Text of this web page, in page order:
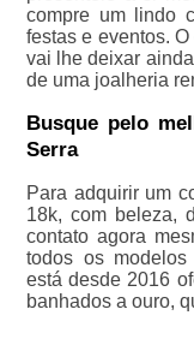
compre um lindo
festas e eventos.
vai lhe deixar
de uma joalheria
Busque pelo
Serra
Para adquirir um
18k, com beleza,
contato agora
todos os
está desde 2016
banhados a ouro,